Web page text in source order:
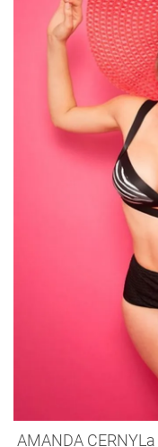
AMANDA